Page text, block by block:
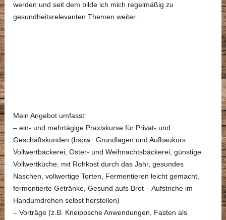
werden und seit dem bilde ich mich regelmäßig zu
gesundheitsrelevanten Themen weiter.
Mein Angebot umfasst:
– ein- und mehrtägige Praxiskurse für Privat- und
Geschäftskunden (bspw.: Grundlagen und Aufbaukurs
Vollwertbäckerei, Oster- und Weihnachtsbäckerei, günstige
Vollwertküche, mit Rohkost durch das Jahr, gesundes
Naschen, vollwertige Torten, Fermentieren leicht gemacht,
fermentierte Getränke, Gesund aufs Brot – Aufstriche im
Handumdrehen selbst herstellen)
– Vorträge (z.B. Kneippsche Anwendungen, Fasten als